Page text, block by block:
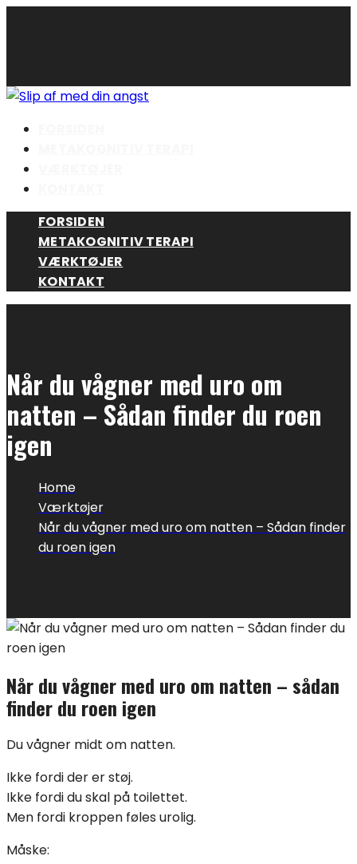
FORSIDEN
METAKOGNITIV TERAPI
VÆRKTØJER
KONTAKT
Når du vågner med uro om
natten – Sådan finder du roen
igen
Home
Værktøjer
Når du vågner med uro om natten – Sådan finder
du roen igen
Når du vågner med uro om natten – sådan
finder du roen igen
Du vågner midt om natten.
Ikke fordi der er støj.
Ikke fordi du skal på toilettet.
Men fordi kroppen føles urolig.
Måske: